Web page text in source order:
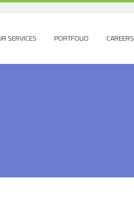
SERVICES PORTFOLIO CAREERS